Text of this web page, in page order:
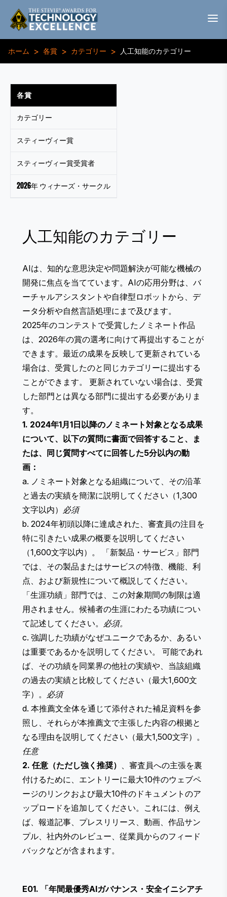
ホーム > 各賞 > カテゴリー > 人工知能のカテゴリー
各賞
カテゴリー
スティーヴィー賞
スティーヴィー賞受賞者
2026年 ウィナーズ・サークル
人工知能のカテゴリー
AIは、知的な意思決定や問題解決が可能な機械の
開発に焦点を当てています。AIの応用分野は、バ
ーチャルアシスタントや自律型ロボットから、デ
ータ分析や自然言語処理にまで及びます。
2025年のコンテストで受賞したノミネート作品
は、2026年の賞の選考に向けて再提出することが
できます。最近の成果を反映して更新されている
場合は、受賞したのと同じカテゴリーに提出する
ことができます。 更新されていない場合は、受賞
した部門とは異なる部門に提出する必要がありま
す。
1. 2024年1月1日以降のノミネート対象となる成果
について、以下の質問に書面で回答すること、ま
たは、同じ質問すべてに回答した5分以内の動
画：
a. ノミネート対象となる組織について、その沿革
と過去の実績を簡潔に説明してください（1,300
文字以内） 必須
b. 2024年初頭以降に達成された、審査員の注目を
特に引きたい成果の概要を説明してください
（1,600文字以内）。 ​​「新製品・サービス」部門
では、その製品またはサービスの特徴、機能、利
点、および新規性について概説してください。
「生涯功績」部門では、この対象期間の制限は適
用されません。候補者の生涯にわたる功績につい
て記述してください。 必須。
c. 強調した功績がなぜユニークであるか、あるい
は重要であるかを説明してください。 可能であれ
ば、その功績を同業界の他社の実績や、当該組織
の過去の実績と比較してください（最大1,600文
字）。 必須
d. 本推薦文全体を通じて添付された補足資料を参
照し、それらが本推薦文で主張した内容の根拠と
なる理由を説明してください（最大1,500文字）。
任意
2. 任意（ただし強く推奨） 、審査員への主張を裏
付けるために、エントリーに最大10件のウェブペ
ージのリンクおよび最大10件のドキュメントのア
ップロードを追加してください。これには、例え
ば、報道記事、プレスリリース、動画、作品サン
プル、社内外のレビュー、従業員からのフィード
バックなどが含まれます。
E01. 「年間最優秀AIガバナンス・安全イニシアチ